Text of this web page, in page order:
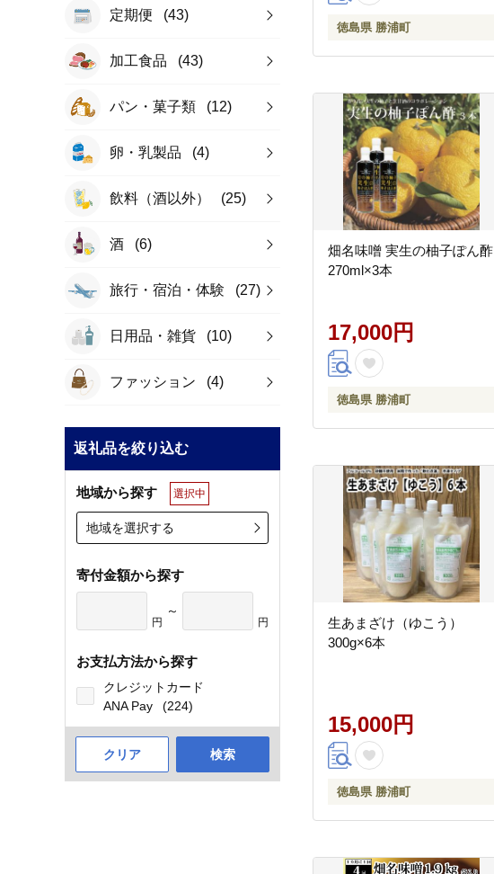
定期便 (43)
加工食品 (43)
パン・菓子類 (12)
卵・乳製品 (4)
飲料（酒以外） (25)
酒 (6)
旅行・宿泊・体験 (27)
日用品・雑貨 (10)
ファッション (4)
返礼品を絞り込む
地域から探す 選択中
地域を選択する
寄付金額から探す
円
～
円
お支払方法から探す
クレジットカード
ANA Pay
(224)
クリア 検索
徳島県 勝浦町
畑名味噌 実生の柚子ぽん酢
270ml×3本
17,000円
徳島県 勝浦町
生あまざけ（ゆこう）
300g×6本
15,000円
徳島県 勝浦町